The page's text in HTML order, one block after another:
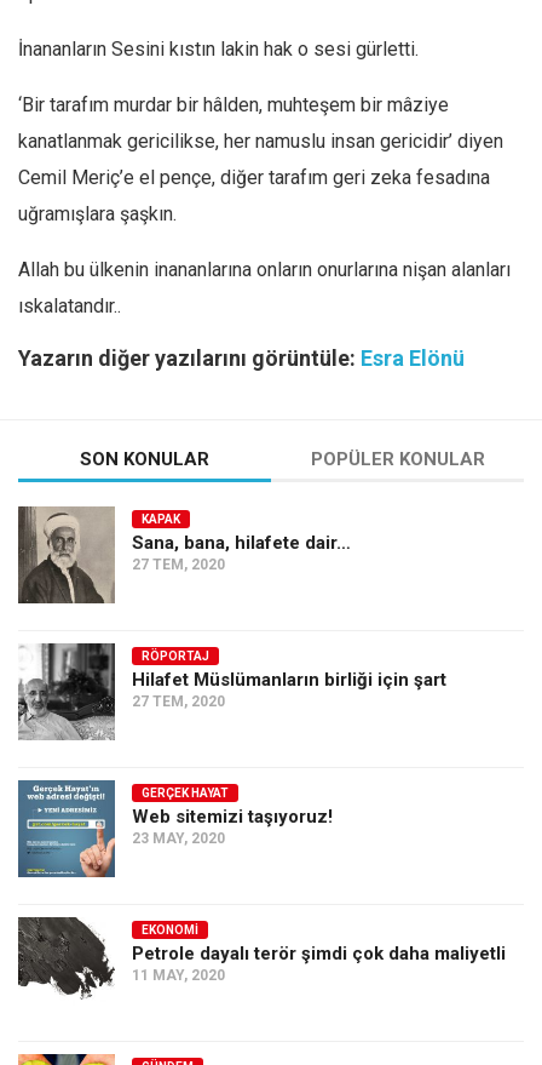
İnananların Sesini kıstın lakin hak o sesi gürletti.
‘Bir tarafım murdar bir hâlden, muhteşem bir mâziye
kanatlanmak gericilikse, her namuslu insan gericidir’ diyen
Cemil Meriç’e el pençe, diğer tarafım geri zeka fesadına
uğramışlara şaşkın.
Allah bu ülkenin inananlarına onların onurlarına nişan alanları
ıskalatandır..
Yazarın diğer yazılarını görüntüle: Esra Elönü
SON KONULAR POPÜLER KONULAR
KAPAK
Sana, bana, hilafete dair…
27 TEM, 2020
RÖPORTAJ
Hilafet Müslümanların birliği için şart
27 TEM, 2020
GERÇEK HAYAT
Web sitemizi taşıyoruz!
23 MAY, 2020
EKONOMI
Petrole dayalı terör şimdi çok daha maliyetli
11 MAY, 2020